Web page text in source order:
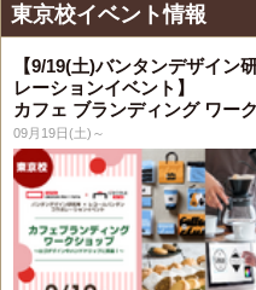
東京校イベント情報
【9/19(土)バンタンデザイン
レーションイベント】
カフェ ブランディング ワー
09月19日(土)～